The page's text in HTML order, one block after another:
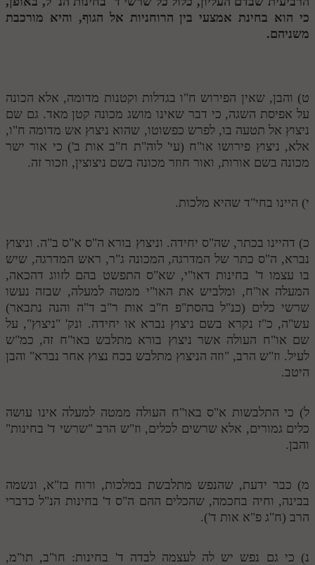
תלמוד עשר הספירות חלק ט
תלמוד עשר הספירות חלק יב
תלמוד עשר הספירות חלק יג
תלמוד עשר הספירות חלק יד
תלמוד עשר הספירות חלק טו
תלמוד עשר הספירות חלק טז
אודות האתר
אודות האתר
בעל הסולם
אתר הבית
לאתר ספר הרב
כי הוא בחינת אמצעי בין הרוחניות אל הגוף, והיא מורכבת
משניהם.
ט) והבן, שאין הפירוש ח"ו בגדלות וקטנות מדומה, אלא הכונה
על אפיסת השגה, כי דבר שאינו מושג מכונה קטן מאד. גם שם
ניצוץ אל תטעה בו, לפרש כפשוטו, שהוא ניצוץ אש מדומה ח"ו,
אלא, ניצוץ פירושו או"ח (עי' לוה"ת ח"ב אות ב') כי אור ישר
מכונה בשם אורות, ואור חוזר מכונה בשם ניצוצין, וזכור זה.
י) היינו בחי"ד שהיא מלכות.
כ) דהיינו בכתר, שה"ס יחידה. וניצוץ בורא ה"ס א"ס ב"ה. וניצוץ
נברא, ה"ס כתר של המדרגה, המכונה ג"ר, ראש המדרגה, שיש
בו עצמו ד' בחינות דאו"י, שא"ס התפשט בהם לזווג דהכאה,
המעלה או"ח, ומלביש את האו"י ממטה למעלה, שבזה נעשו
שרשי כלים (כנ"ל בהסת"פ ח"ב אות ר"ב ד"ה והנה נתבאר)
עש"ה, כ"ז נקרא בשם ניצוץ נברא או יחידה. ונק' "ניצוץ", על
שם או"ח העולה אשר ניצוץ בורא מתלבש באו"ח זה, כמ"ש
לעיל. וז"ש הרב, "וזה הניצוץ מתלבש בכח נצוץ אחר נברא" והבן
היטב.
ל) כי התלבשות א"ס באו"ח העולה ממטה למעלה אינו עושה
כלים גמורים, אלא שרשים לכלים, וז"ש הרב "שרשי ד' בחינות"
והבן.
מ) כבר ידעת, שהנפש מתלבשת במלכות, ורוח בז"א, ונשמה
בבינה, וחיה בחכמה, שהכלים ההם ה"ס ד' בחינות הנ"ל כדברי
הרב (ח"ג פ"א אות ד').
נ) כי גם נפש יש לה לעצמה לבדה ד' בחינות: חו"ב, תו"מ,